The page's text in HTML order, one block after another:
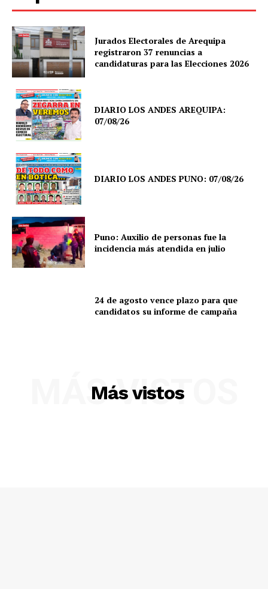
SUSCRIBETE
Diario los Andes
Jurados Electorales de Arequipa
registraron 37 renuncias a
candidaturas para las Elecciones 2026
DIARIO LOS ANDES AREQUIPA:
07/08/26
DIARIO LOS ANDES PUNO: 07/08/26
Puno: Auxilio de personas fue la
incidencia más atendida en julio
24 de agosto vence plazo para que
candidatos su informe de campaña
Más vistos
MÁS VISTOS